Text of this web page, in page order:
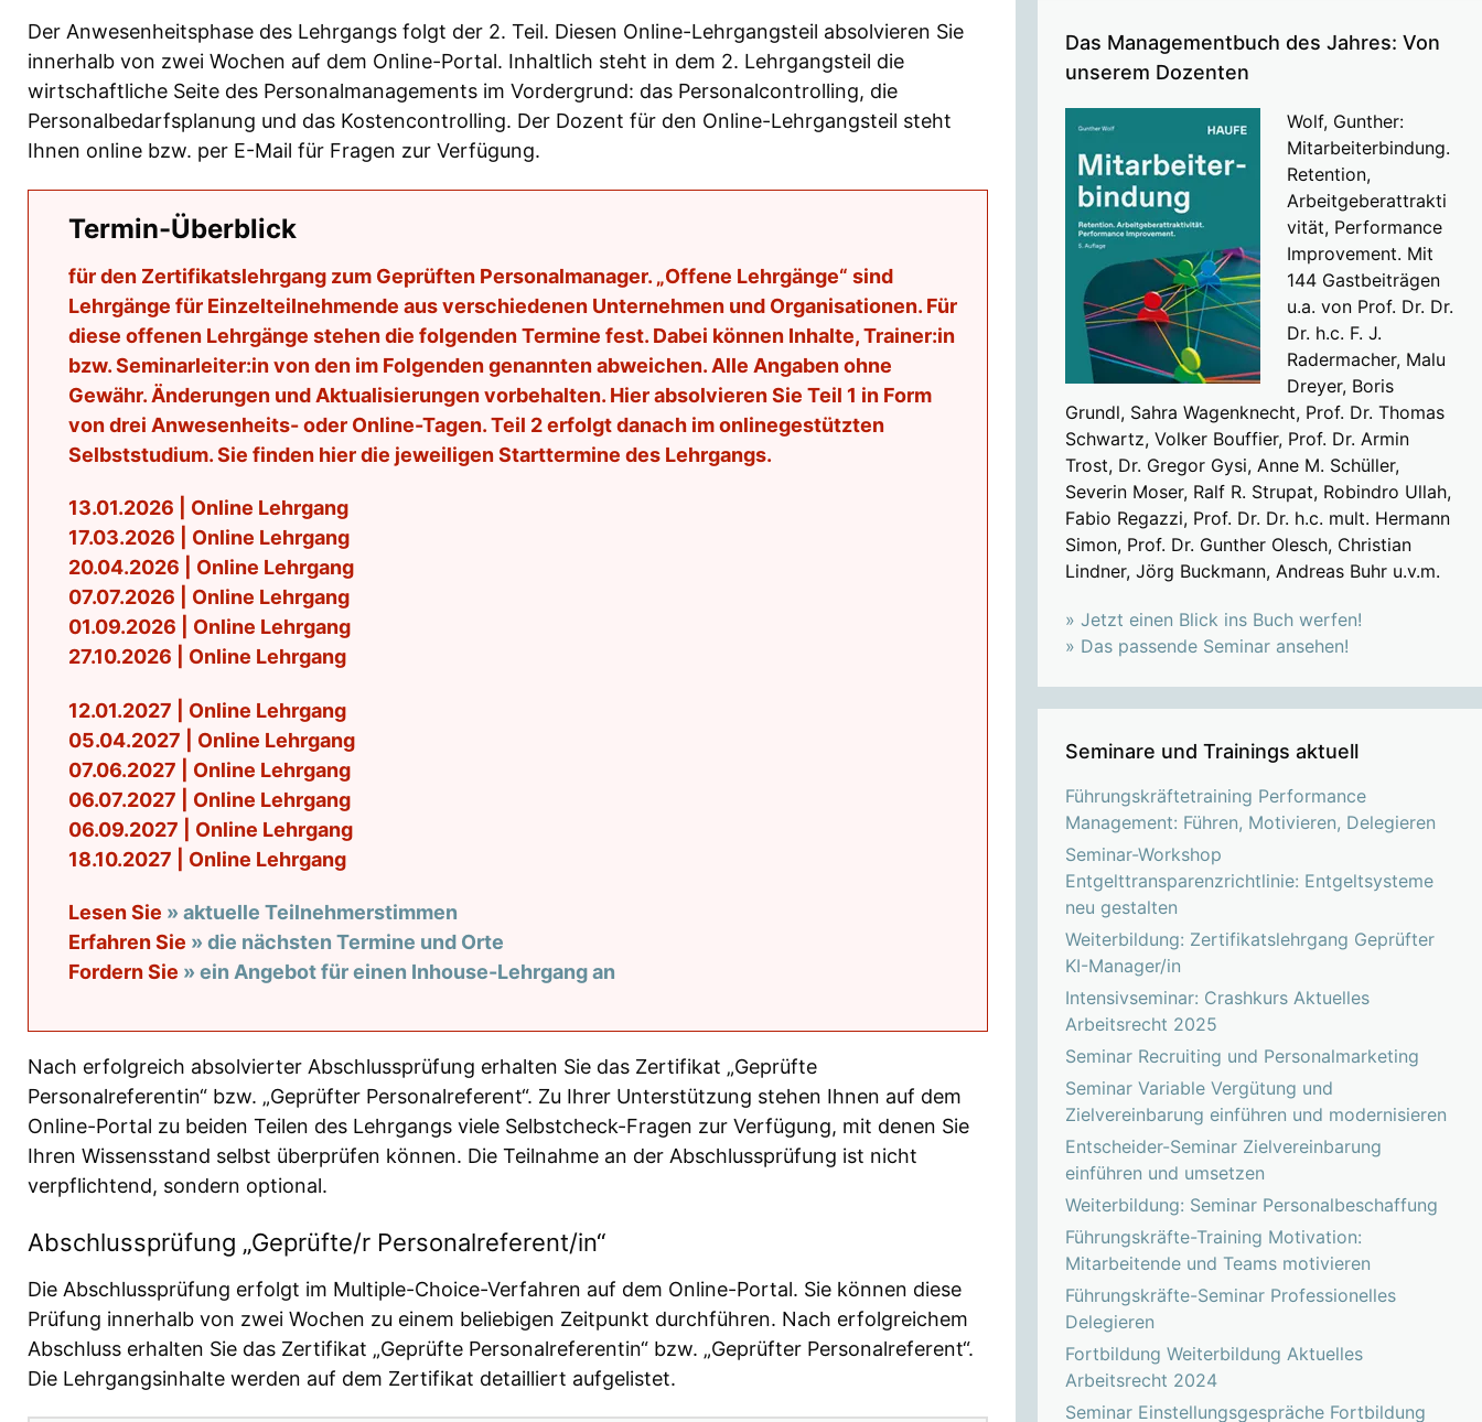
Der Anwesenheitsphase des Lehrgangs folgt der 2. Teil. Diesen Online-Lehrgangsteil absolvieren Sie
innerhalb von zwei Wochen auf dem Online-Portal. Inhaltlich steht in dem 2. Lehrgangsteil die
wirtschaftliche Seite des Personalmanagements im Vordergrund: das Personalcontrolling, die
Personalbedarfsplanung und das Kostencontrolling. Der Dozent für den Online-Lehrgangsteil steht
Ihnen online bzw. per E-Mail für Fragen zur Verfügung.
Termin-Überblick
für den Zertifikatslehrgang zum Geprüften Personalmanager. „Offene Lehrgänge“ sind
Lehrgänge für Einzelteilnehmende aus verschiedenen Unternehmen und Organisationen. Für
diese offenen Lehrgänge stehen die folgenden Termine fest. Dabei können Inhalte, Trainer:in
bzw. Seminarleiter:in von den im Folgenden genannten abweichen. Alle Angaben ohne
Gewähr. Änderungen und Aktualisierungen vorbehalten. Hier absolvieren Sie Teil 1 in Form
von drei Anwesenheits- oder Online-Tagen. Teil 2 erfolgt danach im onlinegestützten
Selbststudium. Sie finden hier die jeweiligen Starttermine des Lehrgangs.
13.01.2026 | Online Lehrgang
17.03.2026 | Online Lehrgang
20.04.2026 | Online Lehrgang
07.07.2026 | Online Lehrgang
01.09.2026 | Online Lehrgang
27.10.2026 | Online Lehrgang
12.01.2027 | Online Lehrgang
05.04.2027 | Online Lehrgang
07.06.2027 | Online Lehrgang
06.07.2027 | Online Lehrgang
06.09.2027 | Online Lehrgang
18.10.2027 | Online Lehrgang
Lesen Sie » aktuelle Teilnehmerstimmen
Erfahren Sie » die nächsten Termine und Orte
Fordern Sie » ein Angebot für einen Inhouse-Lehrgang an
Nach erfolgreich absolvierter Abschlussprüfung erhalten Sie das Zertifikat „Geprüfte
Personalreferentin“ bzw. „Geprüfter Personalreferent“. Zu Ihrer Unterstützung stehen Ihnen auf dem
Online-Portal zu beiden Teilen des Lehrgangs viele Selbstcheck-Fragen zur Verfügung, mit denen Sie
Ihren Wissensstand selbst überprüfen können. Die Teilnahme an der Abschlussprüfung ist nicht
verpflichtend, sondern optional.
Abschlussprüfung „Geprüfte/r Personalreferent/in“
Die Abschlussprüfung erfolgt im Multiple-Choice-Verfahren auf dem Online-Portal. Sie können diese
Prüfung innerhalb von zwei Wochen zu einem beliebigen Zeitpunkt durchführen. Nach erfolgreichem
Abschluss erhalten Sie das Zertifikat „Geprüfte Personalreferentin“ bzw. „Geprüfter Personalreferent“.
Die Lehrgangsinhalte werden auf dem Zertifikat detailliert aufgelistet.
Das Managementbuch des Jahres: Von
unserem Dozenten
Wolf, Gunther:
Mitarbeiterbindung.
Retention,
Arbeitgeberattrakti
vität, Performance
Improvement. Mit
144 Gastbeiträgen
u.a. von Prof. Dr. Dr.
Dr. h.c. F. J.
Radermacher, Malu
Dreyer, Boris
Grundl, Sahra Wagenknecht, Prof. Dr. Thomas
Schwartz, Volker Bouffier, Prof. Dr. Armin
Trost, Dr. Gregor Gysi, Anne M. Schüller,
Severin Moser, Ralf R. Strupat, Robindro Ullah,
Fabio Regazzi, Prof. Dr. Dr. h.c. mult. Hermann
Simon, Prof. Dr. Gunther Olesch, Christian
Lindner, Jörg Buckmann, Andreas Buhr u.v.m.
» Jetzt einen Blick ins Buch werfen!
» Das passende Seminar ansehen!
Seminare und Trainings aktuell
Führungskräftetraining Performance
Management: Führen, Motivieren, Delegieren
Seminar-Workshop
Entgelttransparenzrichtlinie: Entgeltsysteme
neu gestalten
Weiterbildung: Zertifikatslehrgang Geprüfter
KI-Manager/in
Intensivseminar: Crashkurs Aktuelles
Arbeitsrecht 2025
Seminar Recruiting und Personalmarketing
Seminar Variable Vergütung und
Zielvereinbarung einführen und modernisieren
Entscheider-Seminar Zielvereinbarung
einführen und umsetzen
Weiterbildung: Seminar Personalbeschaffung
Führungskräfte-Training Motivation:
Mitarbeitende und Teams motivieren
Führungskräfte-Seminar Professionelles
Delegieren
Fortbildung Weiterbildung Aktuelles
Arbeitsrecht 2024
Seminar Einstellungsgespräche Fortbildung